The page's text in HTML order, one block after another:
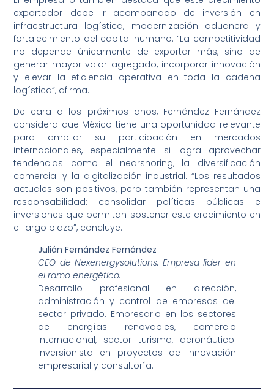
exportador debe ir acompañado de inversión en
infraestructura logística, modernización aduanera y
fortalecimiento del capital humano. “La competitividad
no depende únicamente de exportar más, sino de
generar mayor valor agregado, incorporar innovación
y elevar la eficiencia operativa en toda la cadena
logística”, afirma.
De cara a los próximos años, Fernández Fernández
considera que México tiene una oportunidad relevante
para ampliar su participación en mercados
internacionales, especialmente si logra aprovechar
tendencias como el nearshoring, la diversificación
comercial y la digitalización industrial. “Los resultados
actuales son positivos, pero también representan una
responsabilidad: consolidar políticas públicas e
inversiones que permitan sostener este crecimiento en
el largo plazo”, concluye.
Julián Fernández Fernández
CEO de Nexenergysolutions. Empresa líder en
el ramo energético.
Desarrollo profesional en dirección,
administración y control de empresas del
sector privado. Empresario en los sectores
de energías renovables, comercio
internacional, sector turismo, aeronáutico.
Inversionista en proyectos de innovación
empresarial y consultoría.